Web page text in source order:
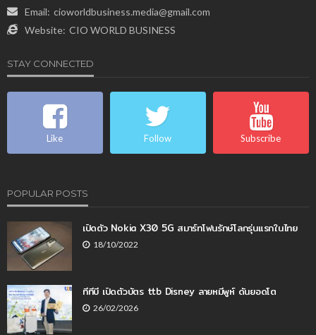
Email: cioworldbusiness.media@gmail.com
Website: CIO WORLD BUSINESS
STAY CONNECTED
Like Follow Subscribe
POPULAR POSTS
เปิดตัว Nokia X30 5G สมาร์ทโฟนรักษ์โลกรุ่นแรกในไทย
18/10/2022
ทีทีบี เปิดตัวบัตร ttb Disney ลายหมีพูห์ ดันยอดโต
26/02/2026